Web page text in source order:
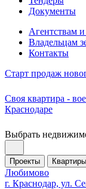
Документы
Агентствам
Владельцам
Контакты
Старт продаж
Своя квартира -
Краснодаре
Выбрать
Проекты Квартиры
Любимово
г. Краснодар, ул.